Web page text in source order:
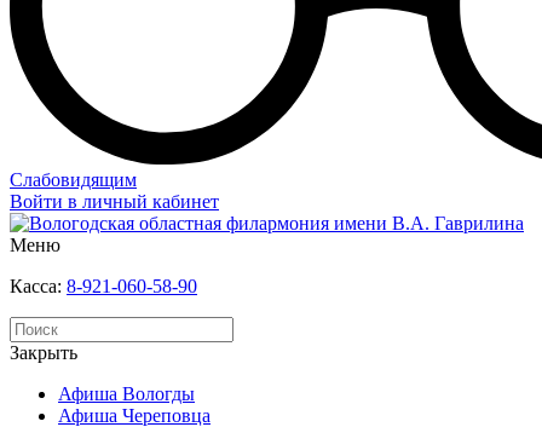
Слабовидящим
Войти в личный кабинет
Меню
Касса: 8-921-060-58-90
Закрыть
Афиша Вологды
Афиша Череповца